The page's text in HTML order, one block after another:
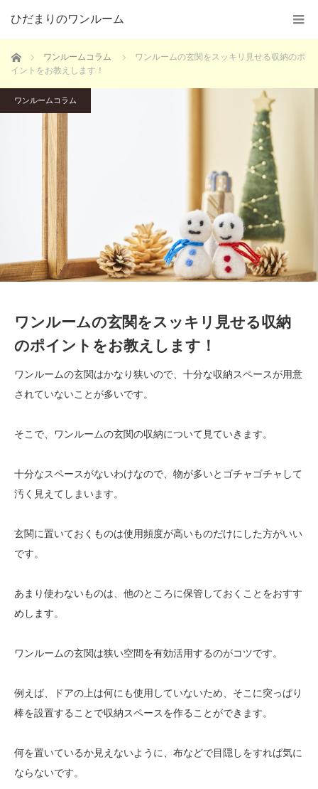
ひだまりのワンルーム
ホーム ワンルームコラム
ワンルームの玄関をスッキリ見せる収納のポ
イントをお教えします！
ワンルームコラム
ワンルームの玄関をスッキリ見せる収納
のポイントをお教えします！
ワンルームの玄関はかなり狭いので、十分な収納スペースが用意
されていないことが多いです。
そこで、ワンルームの玄関の収納について見ていきます。
十分なスペースがないわけなので、物が多いとゴチャゴチャして
汚く見えてしまいます。
玄関に置いておくものは使用頻度が高いものだけにした方がいい
です。
あまり使わないものは、他のところに保管しておくことをおすす
めします。
ワンルームの玄関は狭い空間を有効活用するのがコツです。
例えば、ドアの上は何にも使用していないため、そこに突っぱり
棒を設置することで収納スペースを作ることができます。
何を置いているか見えないように、布などで目隠しをすれば気に
ならないです。